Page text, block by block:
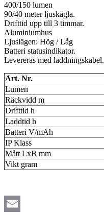
400/150 lumen
90/40 meter ljuskägla.
Drifttid upp till 3 timmar.
Aluminiumhus
Ljuslägen: Hög / Låg
Batteri statusindikator.
Levereras med laddningskabel.
Art. Nr.
Lumen
Räckvidd m
Drifttid h
Laddtid h
Batteri V/mAh
IP Klass
Mått LxB mm
Vikt gram